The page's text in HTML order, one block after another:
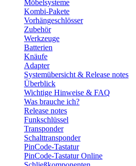
Möbelsysteme
Kombi-Pakete
Vorhängeschlösser
Zubehör
Werkzeuge
Batterien
Knäufe
Adapter
Systemübersicht & Release notes
Überblick
Wichtige Hinweise & FAQ
Was brauche ich?
Release notes
Funkschlüssel
Transponder
Schalttransponder
PinCode-Tastatur
PinCode-Tastatur Online